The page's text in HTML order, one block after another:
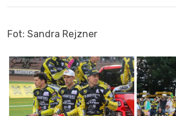
Fot: Sandra Rejzner